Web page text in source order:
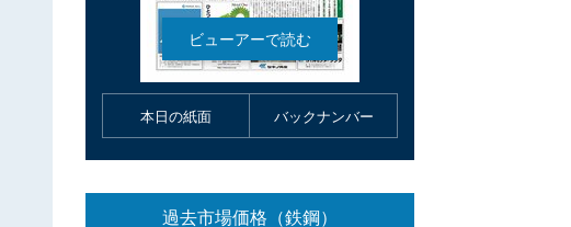
本日の紙面 バックナンバー
過去市場価格（鉄鋼）